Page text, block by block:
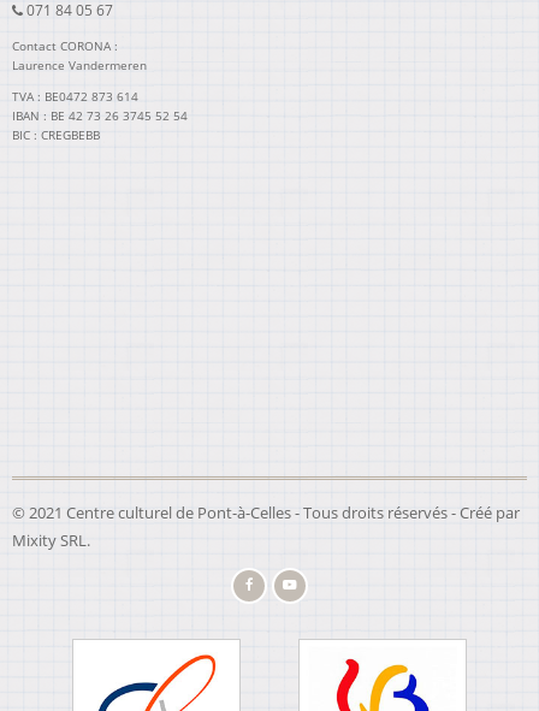
071 84 05 67
Contact CORONA :
Laurence Vandermeren
TVA : BE0472 873 614
IBAN : BE 42 73 26 3745 52 54
BIC : CREGBEBB
© 2021 Centre culturel de Pont-à-Celles - Tous droits réservés - Créé par
Mixity SRL.